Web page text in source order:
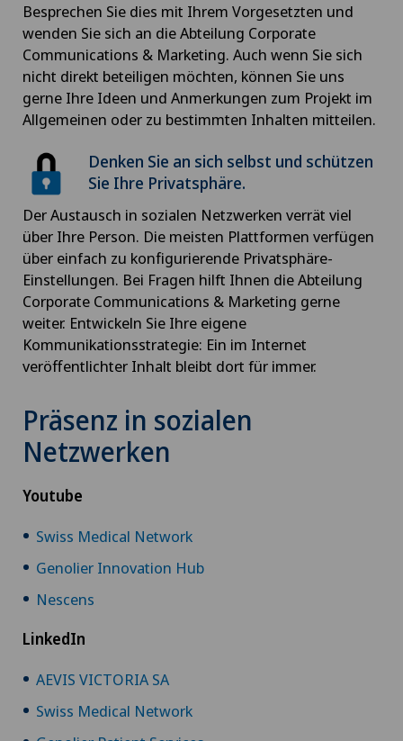
Besprechen Sie dies mit Ihrem Vorgesetzten und
wenden Sie sich an die Abteilung Corporate
Communications & Marketing. Auch wenn Sie sich
nicht direkt beteiligen möchten, können Sie uns
gerne Ihre Ideen und Anmerkungen zum Projekt im
Allgemeinen oder zu bestimmten Inhalten mitteilen.
Denken Sie an sich selbst und schützen
Sie Ihre Privatsphäre.
Der Austausch in sozialen Netzwerken verrät viel
über Ihre Person. Die meisten Plattformen verfügen
über einfach zu konfigurierende Privatsphäre-
Einstellungen. Bei Fragen hilft Ihnen die Abteilung
Corporate Communications & Marketing gerne
weiter. Entwickeln Sie Ihre eigene
Kommunikationsstrategie: Ein im Internet
veröffentlichter Inhalt bleibt dort für immer.
Präsenz in sozialen
Netzwerken
Youtube
Swiss Medical Network
Genolier Innovation Hub
Nescens
LinkedIn
AEVIS VICTORIA SA
Swiss Medical Network